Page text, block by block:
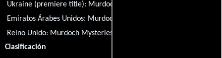
Ukraine (premiere title): Murdoch Mysteries
Emiratos Árabes Unidos: Murdoch Mysteries
Reino Unido: Murdoch Mysteries
Clasificación